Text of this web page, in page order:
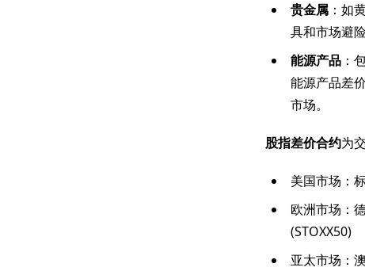
贵金属：如
具和市场避
能源产品：
能源产品差
市场。
股指差价合约为
美国市场：
欧洲市场：
(STOXX50)
亚太市场：